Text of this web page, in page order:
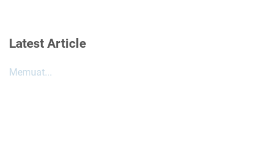
Latest Article
Memuat...